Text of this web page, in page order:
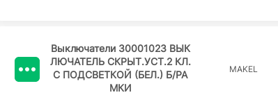
Выключатели 30001023 ВЫК
ЛЮЧАТЕЛЬ СКРЫТ.УСТ.2 КЛ.
С ПОДСВЕТКОЙ (БЕЛ.) Б/РА
МКИ
MAKEL